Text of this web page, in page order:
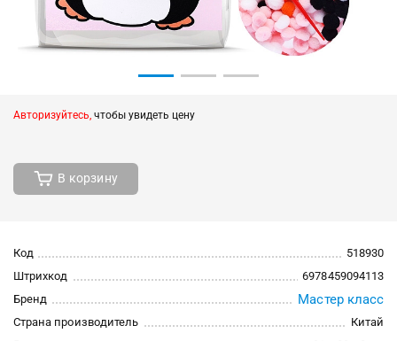
Авторизуйтесь, чтобы увидеть цену
В корзину
Код
518930
Штрихкод
6978459094113
Бренд
Мастер класс
Страна производитель
Китай